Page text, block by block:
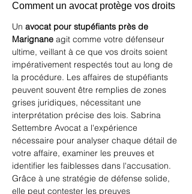
Comment un avocat protège vos droits
Un avocat pour stupéfiants près de
Marignane agit comme votre défenseur
ultime, veillant à ce que vos droits soient
impérativement respectés tout au long de
la procédure. Les affaires de stupéfiants
peuvent souvent être remplies de zones
grises juridiques, nécessitant une
interprétation précise des lois. Sabrina
Settembre Avocat a l'expérience
nécessaire pour analyser chaque détail de
votre affaire, examiner les preuves et
identifier les faiblesses dans l'accusation.
Grâce à une stratégie de défense solide,
elle peut contester les preuves